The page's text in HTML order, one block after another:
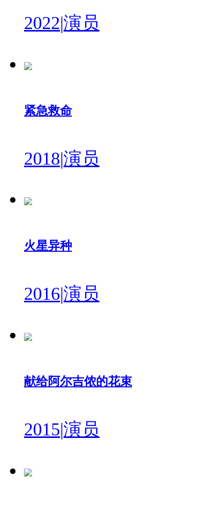
2022|演员
紧急救命
2018|演员
火星异种
2016|演员
献给阿尔吉侬的花束
2015|演员